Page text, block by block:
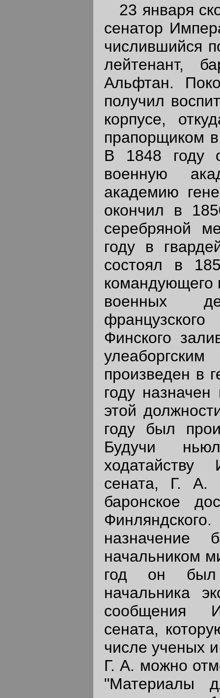
23 января
сенатор
числившийся
лейтенант,
Альфтан.
получил
корпусе,
прапорщиком
В 1848 году
военную
академию
окончил в
серебряной
году в
состоял в
командующего
военных
Финского
произведен в
году
этой
году был
Будучи
ходатайству
сената, Г. А.
баронское
начальником
год он был
начальника
сообщения
сената,
числе ученых
Г. А. можно
"Материалы